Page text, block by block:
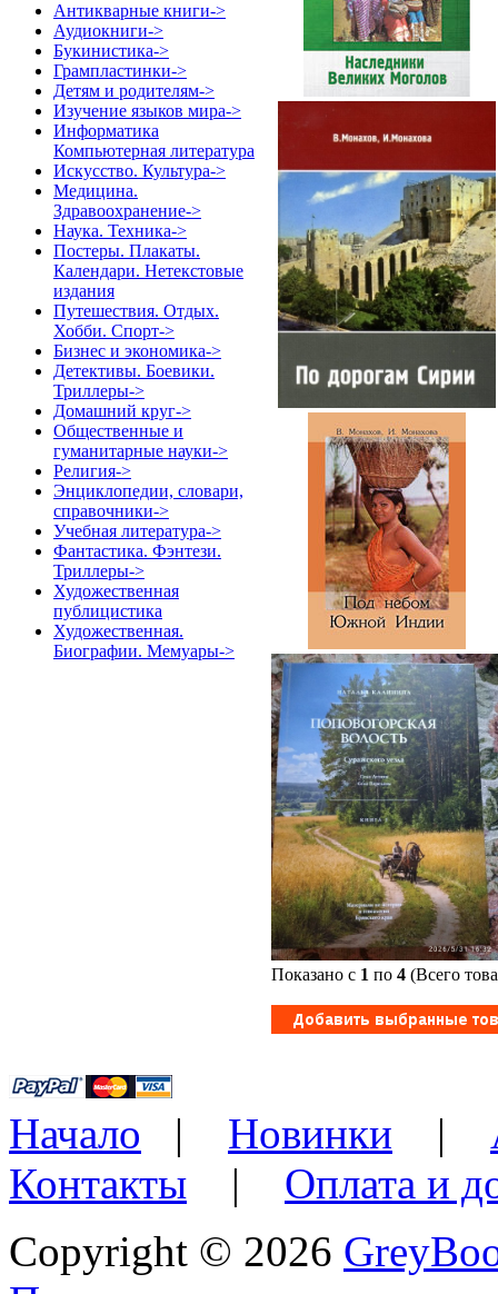
Антикварные книги->
Аудиокниги->
Букинистика->
Грампластинки->
Детям и родителям->
Изучение языков мира->
Информатика
Компьютерная литература
Искусство. Культура->
Медицина.
Здравоохранение->
Наука. Техника->
Постеры. Плакаты.
Календари. Нетекстовые
издания
Путешествия. Отдых.
Хобби. Спорт->
Бизнес и экономика->
Детективы. Боевики.
Триллеры->
Домашний круг->
Общественные и
гуманитарные науки->
Религия->
Энциклопедии, словари,
справочники->
Учебная литература->
Фантастика. Фэнтези.
Триллеры->
Художественная
публицистика
Художественная.
Биографии. Мемуары->
Показано с 1 по 4 (Всего
Начало | Новинки |
Контакты | Оплата и
Copyright © 2026